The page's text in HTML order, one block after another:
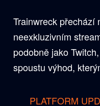
Trainwreck přechází
neexkluzivním
podobně jako
spoustu výhod,
PLATFORM